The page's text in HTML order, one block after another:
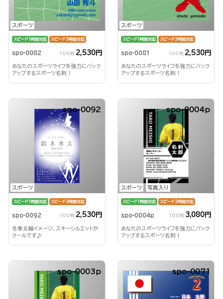
スポーツ
スピード1時間対応 スピード3時間対応
spo-0082 100枚 2,530円
あなたのスポーツライフを強力にバック
アップするスポーツ名刺！
スポーツ
スピード1時間対応 スピード3時間対応
spo-0081 100枚 2,530円
あなたのスポーツライフを強力にバック
アップするスポーツ名刺！
スポーツ
spo-0092
スピード1時間対応 スピード3時間対応
spo-0092 100枚 2,530円
冬季五輪イメージ、スキーシルエットが
クールです♪
スポーツ 写真入り
spo-0004p
スピード1時間対応 スピード3時間対応
spo-0004p 100枚 3,080円
あなたのスポーツライフを強力にバック
アップするスポーツ名刺！
spo-0003p spo-0071